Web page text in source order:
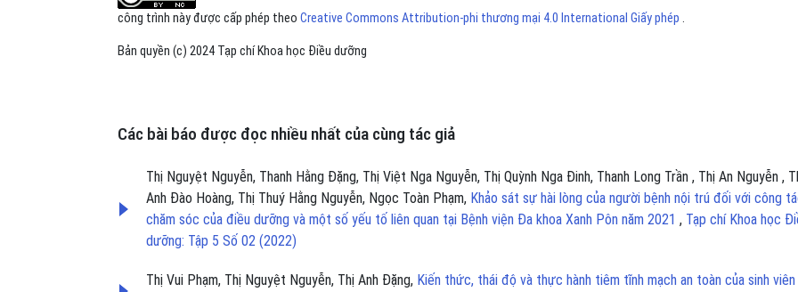
công trình này được cấp phép theo Creative Commons Attribution-phi thương mại 4.0 International Giấy phép .
Bản quyền (c) 2024 Tạp chí Khoa học Điều dưỡng
Các bài báo được đọc nhiều nhất của cùng tác giả
Thị Nguyệt Nguyễn, Thanh Hằng Đặng, Thị Việt Nga Nguyễn, Thị Quỳnh Nga Đinh, Thanh Long Trần , Thị An Nguyễn ,
Anh Đào Hoàng, Thị Thuý Hằng Nguyễn, Ngọc Toàn Phạm, Khảo sát sự hài lòng của người bệnh nội trú đối với công
chăm sóc của điều dưỡng và một số yếu tố liên quan tại Bệnh viện Đa khoa Xanh Pôn năm 2021 , Tạp chí Khoa học
dưỡng: Tập 5 Số 02 (2022)
Thị Vui Phạm, Thị Nguyệt Nguyễn, Thị Anh Đặng, Kiến thức, thái độ và thực hành tiêm tĩnh mạch an toàn của sinh viên